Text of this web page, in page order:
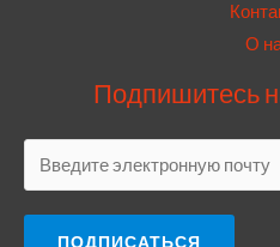
О
Подпишитесь
ПОДПИСАТЬСЯ